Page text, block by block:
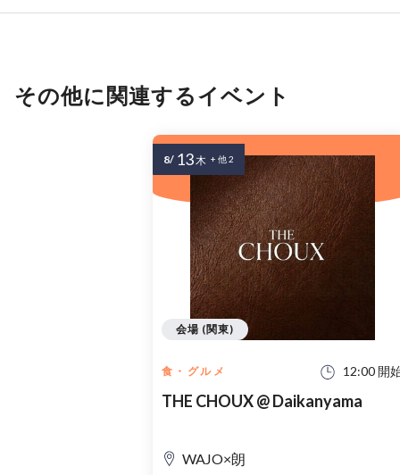
その他に関連するイベント
食・グルメ 12:00 開
THE CHOUX @ Daikanyama
WAJO×朗
会場 (関東)
8/ 13木 + 他 2